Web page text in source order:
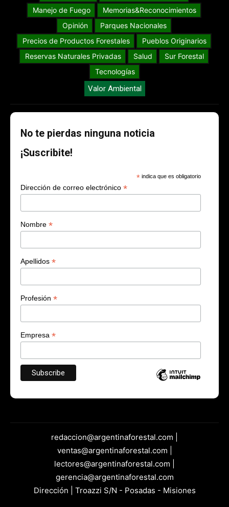
Manejo de Fuego
Memorias&Reconocimientos
Opinión
Parques Nacionales
Precios de Productos Forestales
Pueblos Originarios
Reservas Naturales Privadas
Salud
Sur Forestal
Tecnologías
Valor Ambiental
No te pierdas ninguna noticia
¡Suscribite!
* indica que es obligatorio
Dirección de correo electrónico *
Nombre *
Apellidos *
Profesión *
Empresa *
redaccion@argentinaforestal.com |
ventas@argentinaforestal.com |
lectores@argentinaforestal.com |
gerencia@argentinaforestal.com
Dirección | Troazzi S/N - Posadas - Misiones